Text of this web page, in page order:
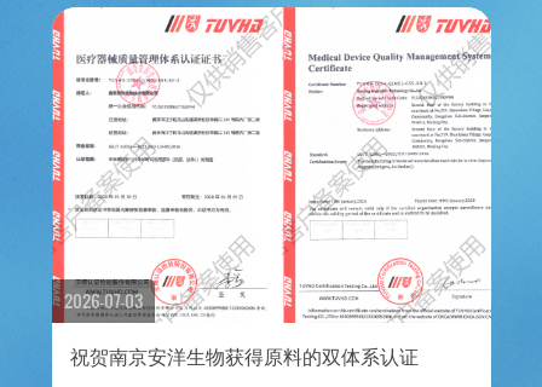
2026-07-03
祝贺南京安洋生物获得原料的双体系认证